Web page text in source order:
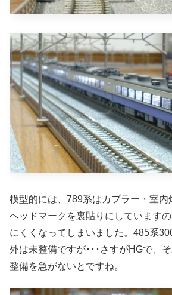
模型的には、789系はカプラー・室内
ヘッドマークを裏貼りにしています
にくくなってしまいました。485系
外は未整備ですが･･･さすがHGで、
整備を急がないとですね。